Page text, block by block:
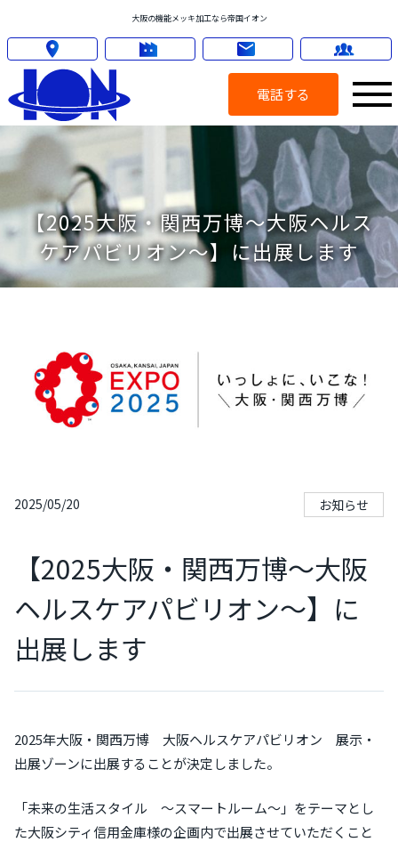
大阪の機能メッキ加工なら帝国イオン
電話する
【2025大阪・関西万博～大阪ヘルス
ケアパビリオン～】に出展します
2025/05/20 お知らせ
【2025大阪・関西万博～大阪
ヘルスケアパビリオン～】に
出展します
2025年大阪・関西万博 大阪ヘルスケアパビリオン 展示・
出展ゾーンに出展することが決定しました。
「未来の⽣活スタイル 〜スマートルーム〜」をテーマとし
た大阪シティ信用金庫様の企画内で出展させていただくこと